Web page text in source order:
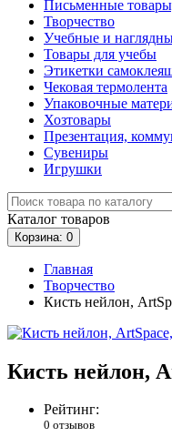
Письменные
Творчество
Учебные и
Товары для учебы
Этикетки
Чековая термолента
Упаковочные
Хозтовары
Презентация,
Сувениры
Игрушки
Каталог товаров
Корзина: 0
Главная
Творчество
Кисть нейлон,
Кисть нейлон,
Рейтинг:
0 отзывов